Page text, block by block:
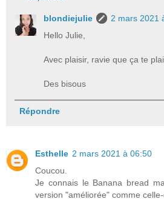
blondiejulie
2 mars 2021
Hello Julie,
Avec plaisir, ravie que ça te
Des bisous
Répondre
Esthelle 2 mars 2021 à 06:50
Coucou.
Je connais le Banana bread
version "améliorée" comme